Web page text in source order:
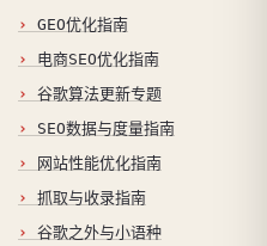
GEO优化指南
电商SEO优化指南
谷歌算法更新专题
SEO数据与度量指南
网站性能优化指南
抓取与收录指南
谷歌之外与小语种